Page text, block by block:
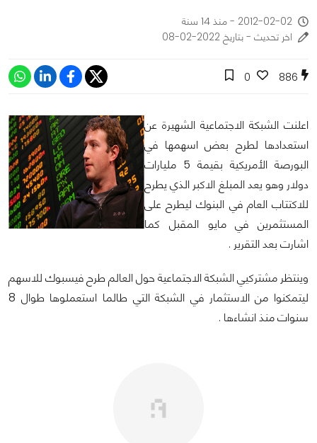
2012-02-02 - منذ 14 سنة
اخر تحديث - بتاريخ 2022-02-08
886
0
اعلنت الشبكة الاجتماعية الشهيرة عن
استعدادها لطرح بعض اسهمها في
البورصة الأمريكية بقيمة 5 مليارات
دولار وهو يعد المبلغ الاكبر الذي يطرح
للاكتتاب العام في البنوك ليطرح على
المستثمرين في مايو المقبل كما
اشارت بعد التقرير .
وينتظر مشتركيي الشبكة الاجتماعية حول العالم طرح فيسبوك للاسهم
ليتمكنوا من الاستثمار في الشبكة التي طالما استعملوها طوال 8
سنوات منذ انشاءها .